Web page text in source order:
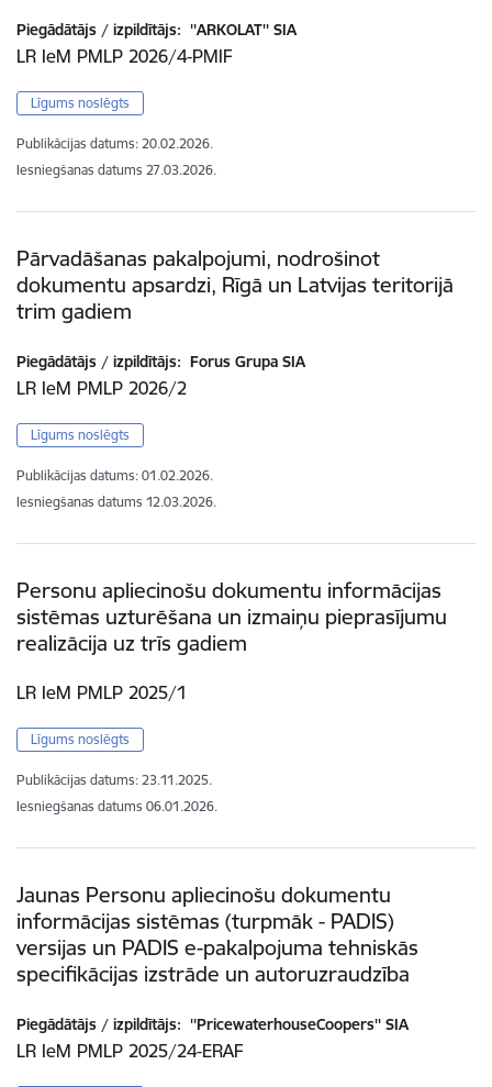
Piegādātājs / izpildītājs: ''ARKOLAT'' SIA
LR IeM PMLP 2026/4-PMIF
Līgums noslēgts
Publikācijas datums: 20.02.2026.
Iesniegšanas datums 27.03.2026.
Pārvadāšanas pakalpojumi, nodrošinot
dokumentu apsardzi, Rīgā un Latvijas teritorijā
trim gadiem
Piegādātājs / izpildītājs: Forus Grupa SIA
LR IeM PMLP 2026/2
Līgums noslēgts
Publikācijas datums: 01.02.2026.
Iesniegšanas datums 12.03.2026.
Personu apliecinošu dokumentu informācijas
sistēmas uzturēšana un izmaiņu pieprasījumu
realizācija uz trīs gadiem
LR IeM PMLP 2025/1
Līgums noslēgts
Publikācijas datums: 23.11.2025.
Iesniegšanas datums 06.01.2026.
Jaunas Personu apliecinošu dokumentu
informācijas sistēmas (turpmāk - PADIS)
versijas un PADIS e-pakalpojuma tehniskās
specifikācijas izstrāde un autoruzraudzība
Piegādātājs / izpildītājs: ''PricewaterhouseCoopers'' SIA
LR IeM PMLP 2025/24-ERAF